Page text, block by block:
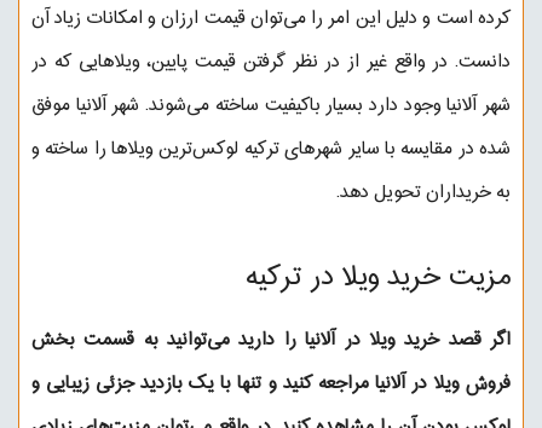
کرده است و دلیل این امر را می‌توان قیمت ارزان و امکانات زیاد آن
دانست. در واقع غیر از در نظر گرفتن قیمت پایین، ویلاهایی که در
شهر آلانیا وجود دارد بسیار باکیفیت ساخته می‌شوند. شهر آلانیا موفق
شده در مقایسه با سایر شهرهای ترکیه لوکس‌ترین ویلاها را ساخته و
به خریداران تحویل دهد.
مزیت خرید ویلا در ترکیه
اگر قصدخرید ویلا در آلانیارا دارید می‌توانید به قسمت بخش
فروش ویلا در آلانیا مراجعه کنید و تنها با یک بازدید جزئی زیبایی و